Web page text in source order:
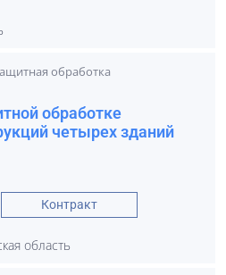
обработка
обработке
четырех зданий
Контракт
область